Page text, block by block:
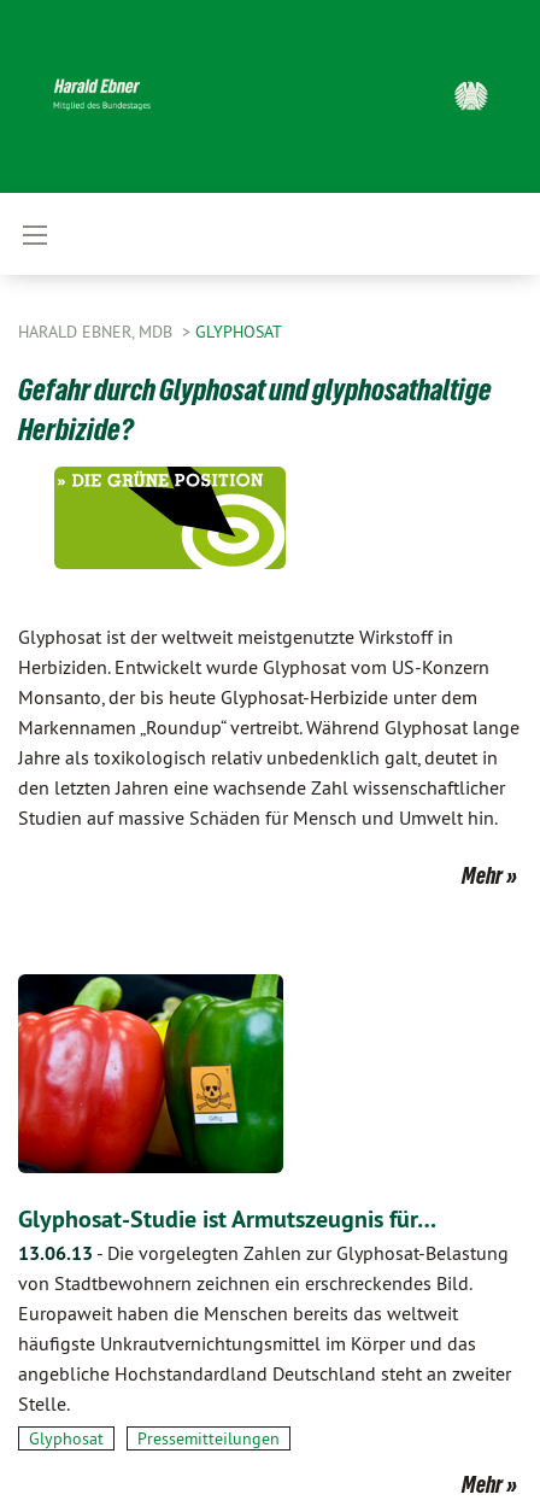
HARALD EBNER, MDB GLYPHOSAT
Gefahr durch Glyphosat und glyphosathaltige
Herbizide?
Glyphosat ist der weltweit meistgenutzte Wirkstoff in
Herbiziden. Entwickelt wurde Glyphosat vom US-Konzern
Monsanto, der bis heute Glyphosat-Herbizide unter dem
Markennamen „Roundup“ vertreibt. Während Glyphosat lange
Jahre als toxikologisch relativ unbedenklich galt, deutet in
den letzten Jahren eine wachsende Zahl wissenschaftlicher
Studien auf massive Schäden für Mensch und Umwelt hin.
Mehr
Glyphosat-Studie ist Armutszeugnis für…
13.06.13 - Die vorgelegten Zahlen zur Glyphosat-Belastung
von Stadtbewohnern zeichnen ein erschreckendes Bild.
Europaweit haben die Menschen bereits das weltweit
häufigste Unkrautvernichtungsmittel im Körper und das
angebliche Hochstandardland Deutschland steht an zweiter
Stelle.
Glyphosat Pressemitteilungen
Mehr